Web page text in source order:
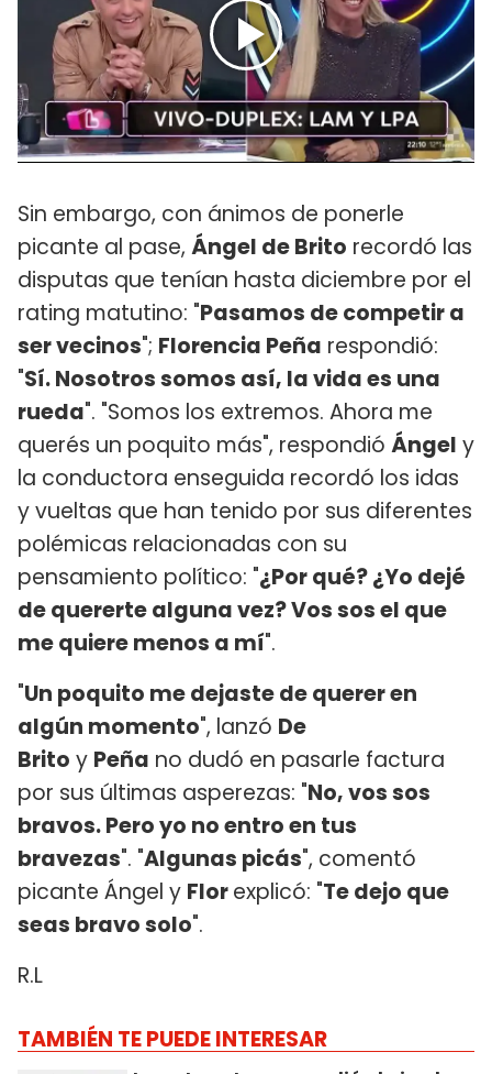
Sin embargo, con ánimos de ponerle
picante al pase, Ángel de Brito recordó las
disputas que tenían hasta diciembre por el
rating matutino: "Pasamos de competir a
ser vecinos"; Florencia Peña respondió:
"Sí. Nosotros somos así, la vida es una
rueda". "Somos los extremos. Ahora me
querés un poquito más", respondió Ángel y
la conductora enseguida recordó los idas
y vueltas que han tenido por sus diferentes
polémicas relacionadas con su
pensamiento político: "¿Por qué? ¿Yo dejé
de quererte alguna vez? Vos sos el que
me quiere menos a mí".
"Un poquito me dejaste de querer en
algún momento", lanzó De
Brito y Peña no dudó en pasarle factura
por sus últimas asperezas: "No, vos sos
bravos. Pero yo no entro en tus
bravezas". "Algunas picás", comentó
picante Ángel y Florexplicó: "Te dejo que
seas bravo solo".
R.L
TAMBIÉN TE PUEDE INTERESAR